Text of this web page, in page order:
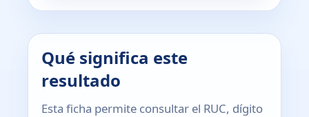
Qué significa este
resultado
Esta ficha permite consultar el RUC, dígito